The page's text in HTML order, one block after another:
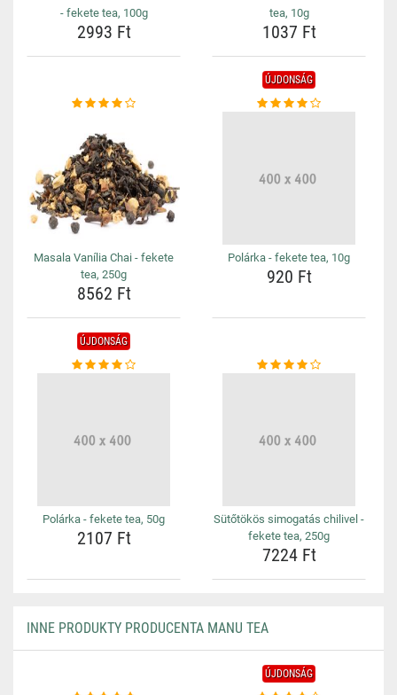
- fekete tea, 100g
2993 Ft
tea, 10g
1037 Ft
Masala Vanília Chai - fekete
tea, 250g
8562 Ft
ÚJDONSÁG
Polárka - fekete tea, 10g
920 Ft
ÚJDONSÁG
Polárka - fekete tea, 50g
2107 Ft
Sütőtökös simogatás chilivel -
fekete tea, 250g
7224 Ft
INNE PRODUKTY PRODUCENTA MANU TEA
ÚJDONSÁG